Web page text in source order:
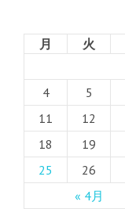
月 火
« 4月
4
5
11
12
18
19
25
26